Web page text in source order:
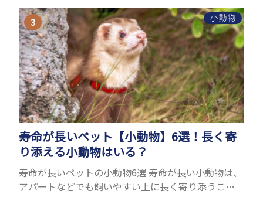
小動物
寿命が長いペット【小動物】6選！長く寄
り添える小動物はいる？
寿命が長いペットの小動物6選 寿命が長い小動物は、
アパートなどでも飼いやすい上に長く寄り添うこと